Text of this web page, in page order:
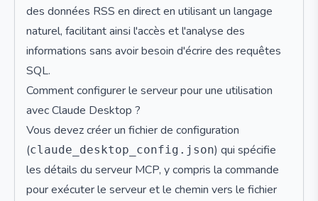
des données RSS en direct en utilisant un langage
naturel, facilitant ainsi l'accès et l'analyse des
informations sans avoir besoin d'écrire des requêtes
SQL.
Comment configurer le serveur pour une utilisation
avec Claude Desktop ?
Vous devez créer un fichier de configuration
(claude_desktop_config.json) qui spécifie
les détails du serveur MCP, y compris la commande
pour exécuter le serveur et le chemin vers le fichier